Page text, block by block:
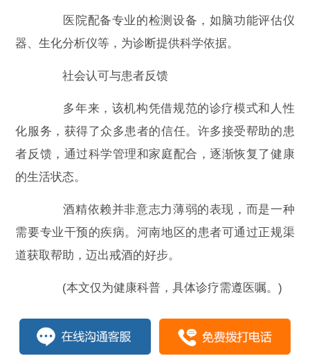
医院配备专业的检测设备，如脑功能评估仪
器、生化分析仪等，为诊断提供科学依据。
社会认可与患者反馈
多年来，该机构凭借规范的诊疗模式和人性
化服务，获得了众多患者的信任。许多接受帮助的患
者反馈，通过科学管理和家庭配合，逐渐恢复了健康
的生活状态。
酒精依赖并非意志力薄弱的表现，而是一种
需要专业干预的疾病。河南地区的患者可通过正规渠
道获取帮助，迈出戒酒的好步。
(本文仅为健康科普，具体诊疗需遵医嘱。)